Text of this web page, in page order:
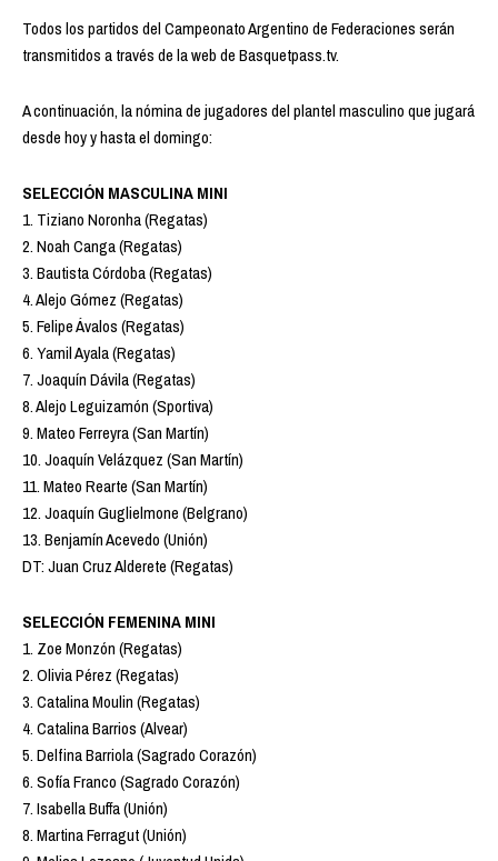
Todos los partidos del Campeonato Argentino de Federaciones serán
transmitidos a través de la web de Basquetpass.tv.
A continuación, la nómina de jugadores del plantel masculino que jugará
desde hoy y hasta el domingo:
SELECCIÓN MASCULINA MINI
1. Tiziano Noronha (Regatas)
2. Noah Canga (Regatas)
3. Bautista Córdoba (Regatas)
4. Alejo Gómez (Regatas)
5. Felipe Ávalos (Regatas)
6. Yamil Ayala (Regatas)
7. Joaquín Dávila (Regatas)
8. Alejo Leguizamón (Sportiva)
9. Mateo Ferreyra (San Martín)
10. Joaquín Velázquez (San Martín)
11. Mateo Rearte (San Martín)
12. Joaquín Guglielmone (Belgrano)
13. Benjamín Acevedo (Unión)
DT: Juan Cruz Alderete (Regatas)
SELECCIÓN FEMENINA MINI
1. Zoe Monzón (Regatas)
2. Olivia Pérez (Regatas)
3. Catalina Moulin (Regatas)
4. Catalina Barrios (Alvear)
5. Delfina Barriola (Sagrado Corazón)
6. Sofía Franco (Sagrado Corazón)
7. Isabella Buffa (Unión)
8. Martina Ferragut (Unión)